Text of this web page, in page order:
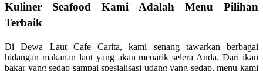
Kuliner Seafood Kami Adalah Menu Pilihan
Terbaik
Di Dewa Laut Cafe Carita, kami senang tawarkan berbagai
hidangan makanan laut yang akan menarik selera Anda. Dari ikan
bakar yang sedap sampai spesialisasi udang yang sedap, menu kami